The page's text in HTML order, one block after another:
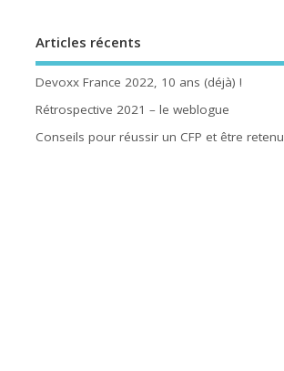
Articles récents
Devoxx France 2022, 10 ans (déjà) !
Rétrospective 2021 – le weblogue
Conseils pour réussir un CFP et être retenu